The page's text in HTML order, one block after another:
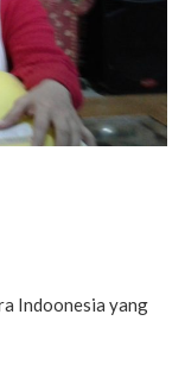
Indoonesia yang